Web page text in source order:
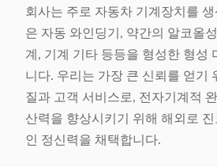
회사는 주로 자동차 기계장치를
은 자동 와인딩기, 약간의 알코올
계, 기계 기타 등등을 형성한 형성
니다. 우리는 가장 큰 신뢰를 얻기
질과 고객 서비스로, 전자기계적
산력을 향상시키기 위해 해외로
인 정신력을 채택합니다.